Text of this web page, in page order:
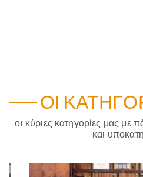
ΟΙ
οι κύριες κατηγορίες μας
και